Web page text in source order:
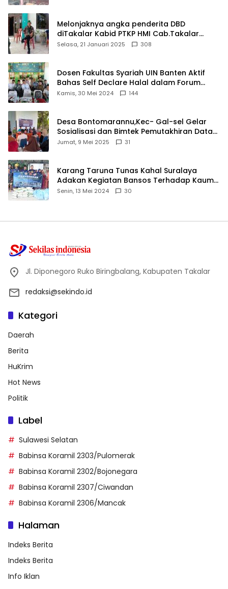
Melonjaknya angka penderita DBD
diTakalar Kabid PTKP HMI Cab.Takalar
angkat bicara
Selasa, 21 Januari 2025 308
Dosen Fakultas Syariah UIN Banten Aktif
Bahas Self Declare Halal dalam Forum
Ijtima Ulama MUI
Kamis, 30 Mei 2024 144
Desa Bontomarannu,Kec- Gal-sel Gelar
Sosialisasi dan Bimtek Pemutakhiran Data
ID
Jumat, 9 Mei 2025 31
Karang Taruna Tunas Kahal Suralaya
Adakan Kegiatan Bansos Terhadap Kaum
Dhuafa dan Anak Yatim-Piatu
Senin, 13 Mei 2024 30
Jl. Diponegoro Ruko Biringbalang, Kabupaten Takalar
redaksi@sekindo.id
Kategori
Daerah
Berita
HuKrim
Hot News
Politik
Label
Sulawesi Selatan
Babinsa Koramil 2303/Pulomerak
Babinsa Koramil 2302/Bojonegara
Babinsa Koramil 2307/Ciwandan
Babinsa Koramil 2306/Mancak
Halaman
Indeks Berita
Indeks Berita
Info Iklan